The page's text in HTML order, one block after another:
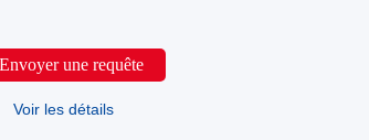
Envoyer une requête
Voir les détails